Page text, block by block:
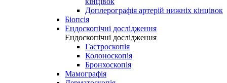
Доплерографія артерій нижніх кінцівок
Біопсія
Ендоскопічні дослідження
Ендоскопічні дослідження
Гастроскопія
Колоноскопія
Бронхоскопія
Мамографія